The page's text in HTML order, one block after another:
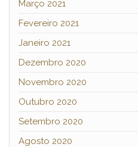
Março 2021
Fevereiro 2021
Janeiro 2021
Dezembro 2020
Novembro 2020
Outubro 2020
Setembro 2020
Agosto 2020